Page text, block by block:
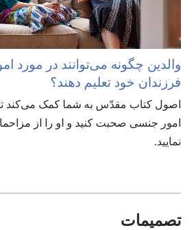
والدین چگونه می‌توانند در مورد
فرزندان خود تعلیم دهند؟‏
اصول کتاب مقدّس به شما کمک می‌کند تا
امور جنسی صحبت کنید و او را از
نمایید.‏
تصمیمات